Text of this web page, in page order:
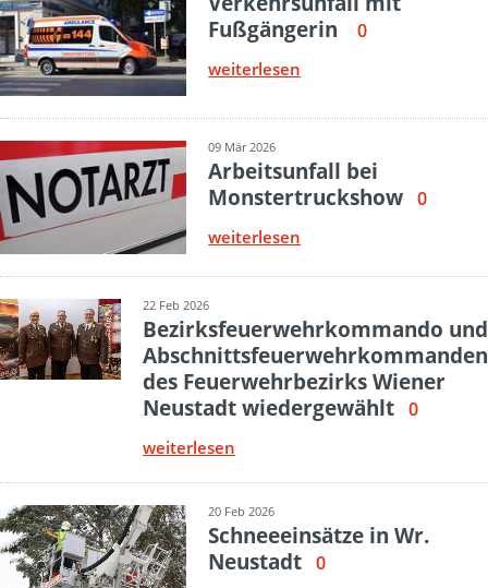
Fußgängerin
0
weiterlesen
09 Mär 2026
Arbeitsunfall bei
Monstertruckshow
0
weiterlesen
22 Feb 2026
Bezirksfeuerwehrkommando und
Abschnittsfeuerwehrkommanden
des Feuerwehrbezirks Wiener
Neustadt wiedergewählt 0
weiterlesen
20 Feb 2026
Schneeeinsätze in Wr.
Neustadt
0